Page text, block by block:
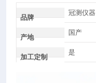
品牌
冠测仪器
产地
国产
加工定制
是